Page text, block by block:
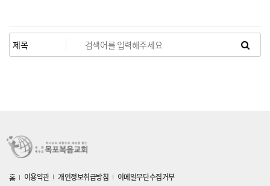
홈 이용약관 개인정보취급방침 이메일무단수집거부